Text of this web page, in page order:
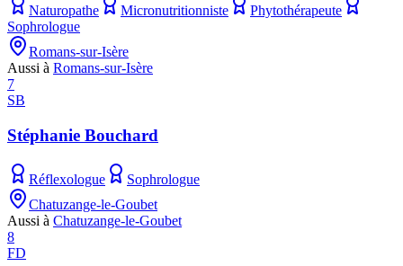
Naturopathe Micronutritionniste
Phytothérapeute
Sophrologue
Romans-sur-Isère
Aussi à Romans-sur-Isère
7
SB
Stéphanie Bouchard
Réflexologue
Sophrologue
Chatuzange-le-Goubet
Aussi à Chatuzange-le-Goubet
8
FD